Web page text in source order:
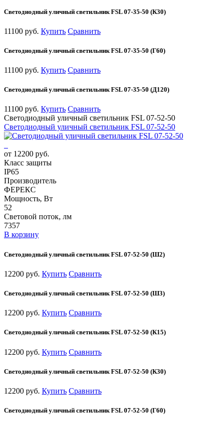
Светодиодный уличный светильник FSL 07-35-50 (К30)
11100 руб. Купить Сравнить
Светодиодный уличный светильник FSL 07-35-50 (Г60)
11100 руб. Купить Сравнить
Светодиодный уличный светильник FSL 07-35-50 (Д120)
11100 руб. Купить Сравнить
Светодиодный уличный светильник FSL 07-52-50
Светодиодный уличный светильник FSL 07-52-50
от 12200 руб.
Класс защиты
IP65
Производитель
ФЕРЕКС
Мощность, Вт
52
Световой поток, лм
7357
В корзину
Светодиодный уличный светильник FSL 07-52-50 (Ш2)
12200 руб. Купить Сравнить
Светодиодный уличный светильник FSL 07-52-50 (Ш3)
12200 руб. Купить Сравнить
Светодиодный уличный светильник FSL 07-52-50 (К15)
12200 руб. Купить Сравнить
Светодиодный уличный светильник FSL 07-52-50 (К30)
12200 руб. Купить Сравнить
Светодиодный уличный светильник FSL 07-52-50 (Г60)